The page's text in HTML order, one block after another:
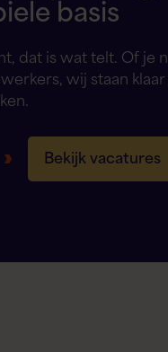
basis
dat is wat telt. Of je
wij staan
Bekijk vacatures